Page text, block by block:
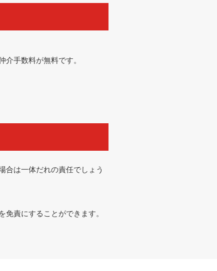
手数料が無料です。
合は一体だれの責任でしょう
責にすることができます。